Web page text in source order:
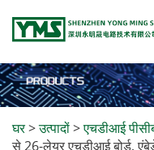
घर>उत्पादों>एचडीआई
से 26-लेयर एचडीआई बोर्ड,